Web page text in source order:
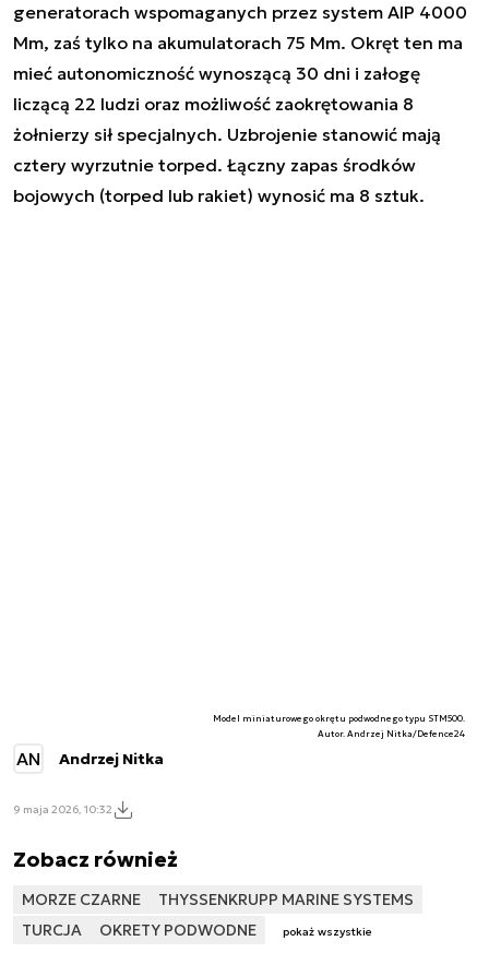
generatorach wspomaganych przez system AIP 4000
Mm, zaś tylko na akumulatorach 75 Mm. Okręt ten ma
mieć autonomiczność wynoszącą 30 dni i załogę
liczącą 22 ludzi oraz możliwość zaokrętowania 8
żołnierzy sił specjalnych. Uzbrojenie stanowić mają
cztery wyrzutnie torped. Łączny zapas środków
bojowych (torped lub rakiet) wynosić ma 8 sztuk.
Model miniaturowego okrętu podwodnego typu STM500.
Autor. Andrzej Nitka/Defence24
AN Andrzej Nitka
9 maja 2026, 10:32
Zobacz również
MORZE CZARNE
THYSSENKRUPP MARINE SYSTEMS
TURCJA
OKRETY PODWODNE pokaż wszystkie